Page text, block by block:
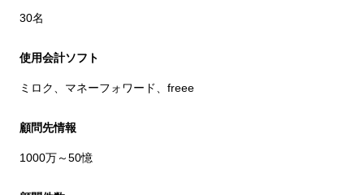
30名
使用会計ソフト
ミロク、マネーフォワード、freee
顧問先情報
1000万～50憶